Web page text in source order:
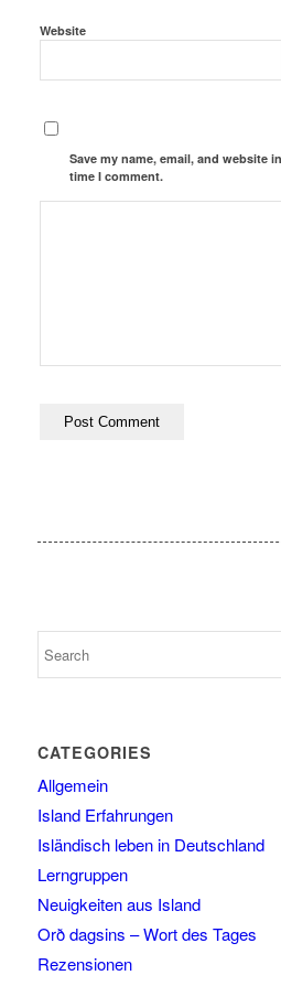
Website
Save my name, email, and website
time I comment.
CATEGORIES
Allgemein
Island Erfahrungen
Isländisch leben in Deutschland
Lerngruppen
Neuigkeiten aus Island
Orð dagsins – Wort des Tages
Rezensionen